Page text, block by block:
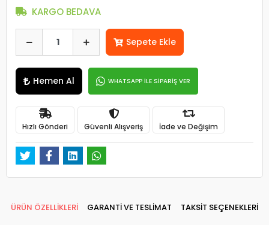
KARGO BEDAVA
Sepete Ekle
Hemen Al WHATSAPP İLE SİPARİŞ VER
Hızlı Gönderi Güvenli Alışveriş İade ve Değişim
ÜRÜN ÖZELLİKLERİ GARANTİ VE TESLİMAT TAKSİT SEÇENEKLERİ